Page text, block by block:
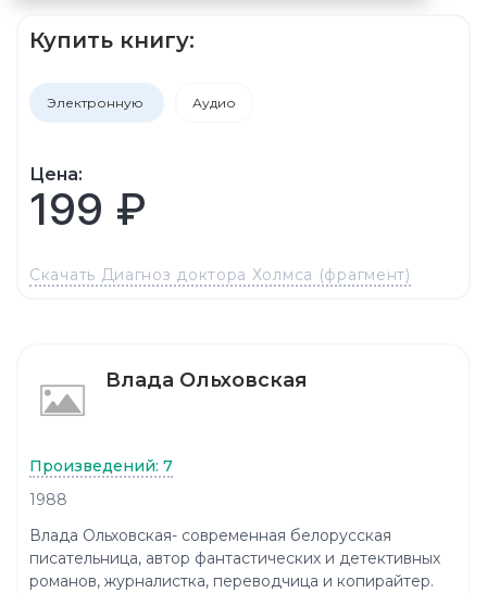
Купить книгу:
Электронную Аудио
Цена:
199 ₽
Скачать Диагноз доктора Холмса (фрагмент)
Влада Ольховская
Произведений: 7
1988
Влада Ольховская- современная белорусская
писательница, автор фантастических и детективных
романов, журналистка, переводчица и копирайтер.